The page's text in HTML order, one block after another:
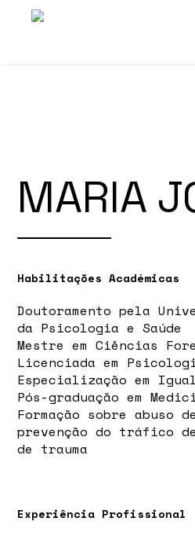
MARIA
Habilitações Académicas
Doutoramento pela
da Psicologia e Saúde
Mestre em Ciências
Licenciada em
Especialização em
Pós-graduação em
Formação sobre
prevenção do tráfico
de trauma
Experiência Profissional